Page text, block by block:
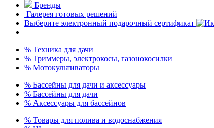
Бренды
Галерея готовых решений
Выберите электронный подарочный сертификат
% Техника для дачи
% Триммеры, электрокосы, газонокосилки
% Мотокультиваторы
% Бассейны для дачи и аксессуары
% Бассейны для дачи
% Аксессуары для бассейнов
% Товары для полива и водоснабжения